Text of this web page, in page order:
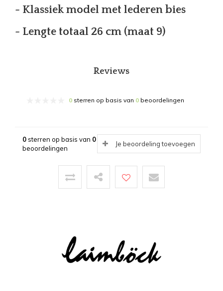
- Klassiek model met lederen bies
- Lengte totaal 26 cm (maat 9)
Reviews
0 sterren op basis van 0 beoordelingen
0sterren op basis van 0
beoordelingen
Je beoordeling toevoegen